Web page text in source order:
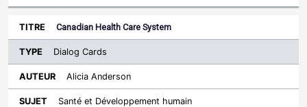
Canadian Health Care System
Dialog Cards
Alicia Anderson
Santé et Développement humain